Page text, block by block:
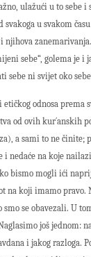
ulažući u to sebe i
u svakom
sebe“, golema je i
sebe ni svijet oko
odnosa prema
od ovih kur´anskih
a sami to ne činite;
nedaće na koje
bismo mogli ići
koji imamo pravo.
se obavezali. U
još jednom:
i jakog razloga.